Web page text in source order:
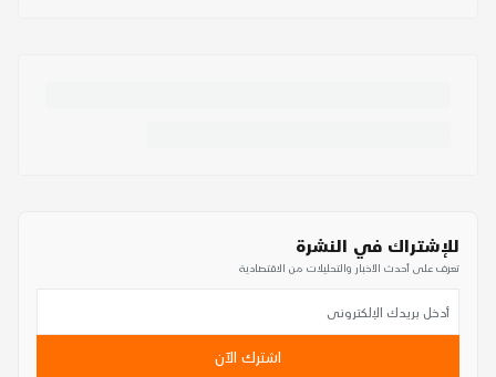
للإشتراك في النشرة
تعرف على أحدث الأخبار والتحليلات من الاقتصادية
اشترك الآن